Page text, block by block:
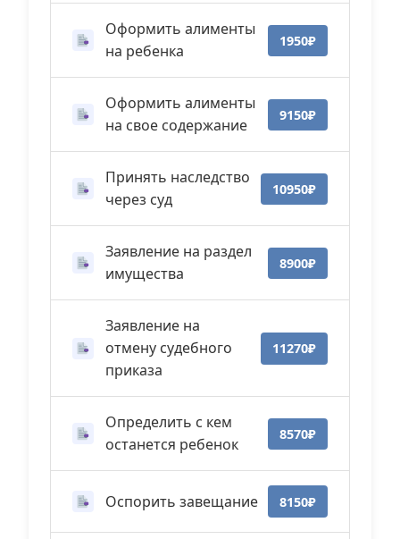
Оформить алименты
на ребенка
1950₽
Оформить алименты
на свое содержание
9150₽
Принять наследство
через суд
10950₽
Заявление на раздел
имущества
8900₽
Заявление на
отмену судебного
приказа
11270₽
Определить с кем
останется ребенок
8570₽
Оспорить завещание 8150₽